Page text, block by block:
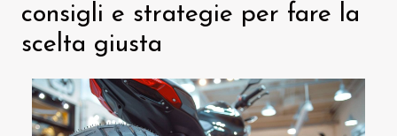
consigli e strategie per fare la
scelta giusta